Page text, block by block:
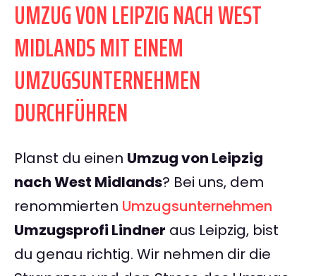
UMZUG VON LEIPZIG NACH WEST
MIDLANDS MIT EINEM
UMZUGSUNTERNEHMEN
DURCHFÜHREN
Planst du einen Umzug von Leipzig
nach West Midlands? Bei uns, dem
renommierten Umzugsunternehmen
Umzugsprofi Lindner aus Leipzig, bist
du genau richtig. Wir nehmen dir die